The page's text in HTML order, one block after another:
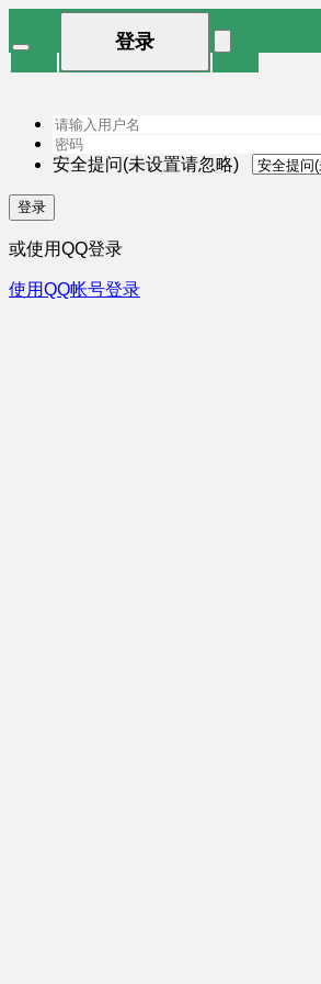
登录
安全提问(未设置请忽略)
登录
或使用QQ登录
使用QQ帐号登录